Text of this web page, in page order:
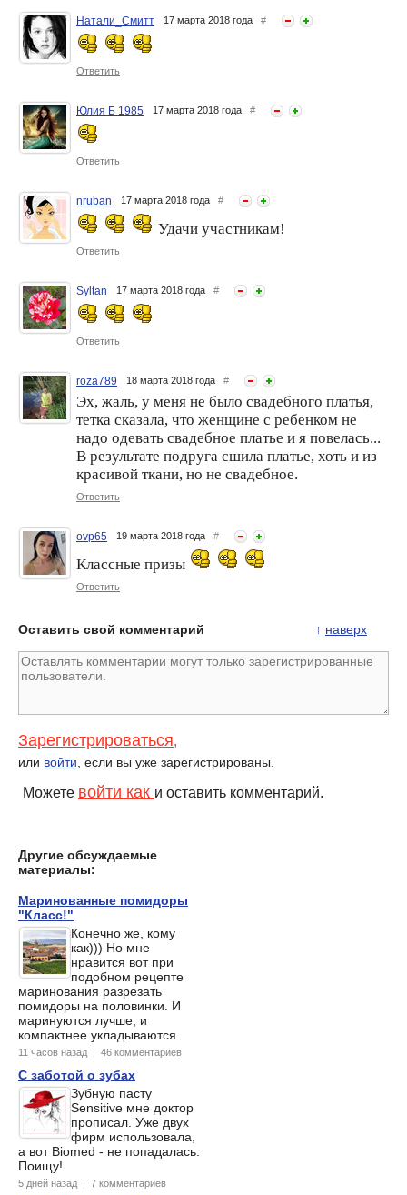
Натали_Смитт 17 марта 2018 года #
Ответить
Юлия Б 1985 17 марта 2018 года #
Ответить
nruban 17 марта 2018 года #
Удачи участникам!
Ответить
Syltan 17 марта 2018 года #
Ответить
roza789 18 марта 2018 года #
Эх, жаль, у меня не было свадебного платья,
тетка сказала, что женщине с ребенком не
надо одевать свадебное платье и я повелась...
В результате подруга сшила платье, хоть и из
красивой ткани, но не свадебное.
Ответить
ovp65 19 марта 2018 года #
Классные призы
Ответить
↑ наверх
Оставить свой комментарий
Зарегистрироваться,
или войти, если вы уже зарегистрированы.
Можете войти как и оставить комментарий.
Другие обсуждаемые
материалы:
Маринованные помидоры
"Класс!"
Конечно же, кому
как))) Но мне
нравится вот при
подобном рецепте
маринования разрезать
помидоры на половинки. И
маринуются лучше, и
компактнее укладываются.
11 часов назад | 46 комментариев
С заботой о зубах
Зубную пасту
Sensitive мне доктор
прописал. Уже двух
фирм использовала,
а вот Biomed - не попадалась.
Поищу!
5 дней назад | 7 комментариев